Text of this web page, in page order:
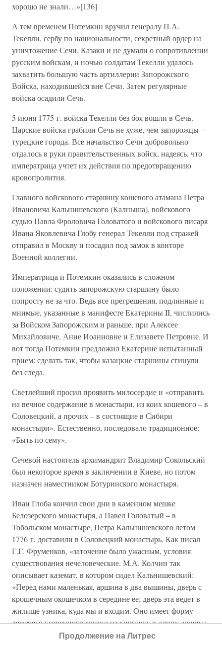
хорошо не знали…»[136]
А тем временем Потемкин вручил генералу П.А.
Текелли, сербу по национальности, секретный ордер на
уничтожение Сечи. Казаки и не думали о сопротивлении
русским войскам, и ночью солдатам Текелли удалось
захватить большую часть артиллерии Запорожского
Войска, находившейся вне Сечи. Затем регулярные
войска осадили Сечь.
5 июня 1775 г. войска Текелли без боя вошли в Сечь.
Царские войска грабили Сечь не хуже, чем запорожцы –
турецкие города. Все начальство Сечи добровольно
отдалось в руки правительственных войск, надеясь, что
императрица учтет их действия по предотвращению
кровопролития.
Главного войскового старшину кошевого атамана Петра
Ивановича Кальнишевского (Калныша), войскового
судью Павла Фроловича Головатого и войскового писаря
Ивана Яковлевича Глобу генерал Текелли под стражей
отправил в Москву и посадил под замок в конторе
Военной коллегии.
Императрица и Потемкин оказались в сложном
положении: судить запорожскую старшину было
попросту не за что. Ведь все прегрешения, подлинные и
мнимые, указанные в манифесте Екатерины II, числились
за Войском Запорожским и раньше, при Алексее
Михайловиче, Анне Иоанновне и Елизавете Петровне. И
вот тогда Потемкин предложил Екатерине испытанный
прием: сделать так, чтобы казацкие старшины сгинули
без следа.
Светлейший просил проявить милосердие и «отправить
на вечное содержание в монастыри, из коих кошевого – в
Соловецкий, а прочих – в состоящие в Сибири
монастыри». Естественно, последовало традиционное:
«Быть по сему».
Сечевой настоятель архимандрит Владимир Сокольский
был некоторое время в заключении в Киеве, но потом
назначен наместником Ботуринского монастыря.
Иван Глоба кончил свои дни в каменном мешке
Белозерского монастыря, а Павел Головатый – в
Тобольском монастыре, Петра Кальнишевского летом
1776 г. доставили в Соловецкий монастырь. Как писал
Г.Г. Фруменков, «заточение было ужасным, условия
существования нечеловеческие. М.А. Колчин так
описывает каземат, в котором сидел Кальнишевский:
«Перед нами маленькая, аршина в два вышины, дверь с
крошечным окошечком в середине ее; дверь эта ведет в
жилище узника, куда мы и входим. Оно имеет форму
лежачего усеченного конуса из кирпича, в длину аршина
четыре, шириною сажень, высота при входе три аршина,
Продолжение на Литрес